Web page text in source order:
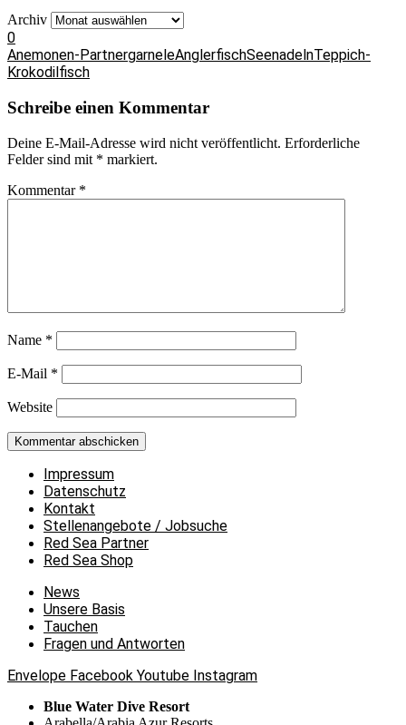
Archiv
0
Anemonen-PartnergarneleAnglerfischSeenadelnTeppich-
Krokodilfisch
Schreibe einen Kommentar
Deine E-Mail-Adresse wird nicht veröffentlicht. Erforderliche
Felder sind mit * markiert.
Kommentar *
Name *
E-Mail *
Website
Impressum
Datenschutz
Kontakt
Stellenangebote / Jobsuche
Red Sea Partner
Red Sea Shop
News
Unsere Basis
Tauchen
Fragen und Antworten
Envelope Facebook Youtube Instagram
Blue Water Dive Resort